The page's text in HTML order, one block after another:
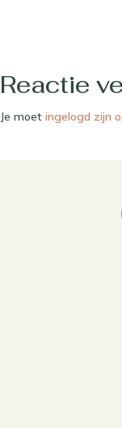
Reactie
Je moet ingelogd zijn